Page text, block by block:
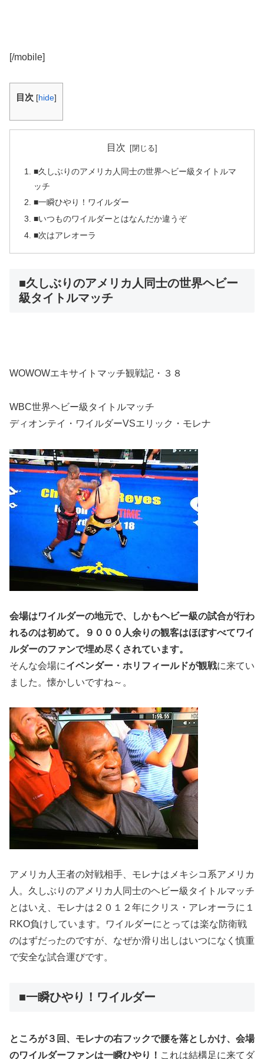
[/mobile]
目次 [hide]
目次
■久しぶりのアメリカ人同士の世界ヘビー級タイトルマ
ッチ
■一瞬ひやり！ワイルダー
■いつものワイルダーとはなんだか違うぞ
■次はアレオーラ
■久しぶりのアメリカ人同士の世界ヘビー
級タイトルマッチ
WOWOWエキサイトマッチ観戦記・３８
WBC世界ヘビー級タイトルマッチ
ディオンテイ・ワイルダーVSエリック・モレナ
会場はワイルダーの地元で、しかもヘビー級の試合が行わ
れるのは初めて。９０００人余りの観客はほぼすべてワイ
ルダーのファンで埋め尽くされています。
そんな会場にイベンダー・ホリフィールドが観戦に来てい
ました。懐かしいですね～。
アメリカ人王者の対戦相手、モレナはメキシコ系アメリカ
人。久しぶりのアメリカ人同士のヘビー級タイトルマッチ
とはいえ、モレナは２０１２年にクリス・アレオーラに１
RKO負けしています。ワイルダーにとっては楽な防衛戦
のはずだったのですが、なぜか滑り出しはいつになく慎重
で安全な試合運びです。
■一瞬ひやり！ワイルダー
ところが３回、モレナの右フックで腰を落としかけ、会場
のワイルダーファンは一瞬ひやり！ これは結構足に来てダ